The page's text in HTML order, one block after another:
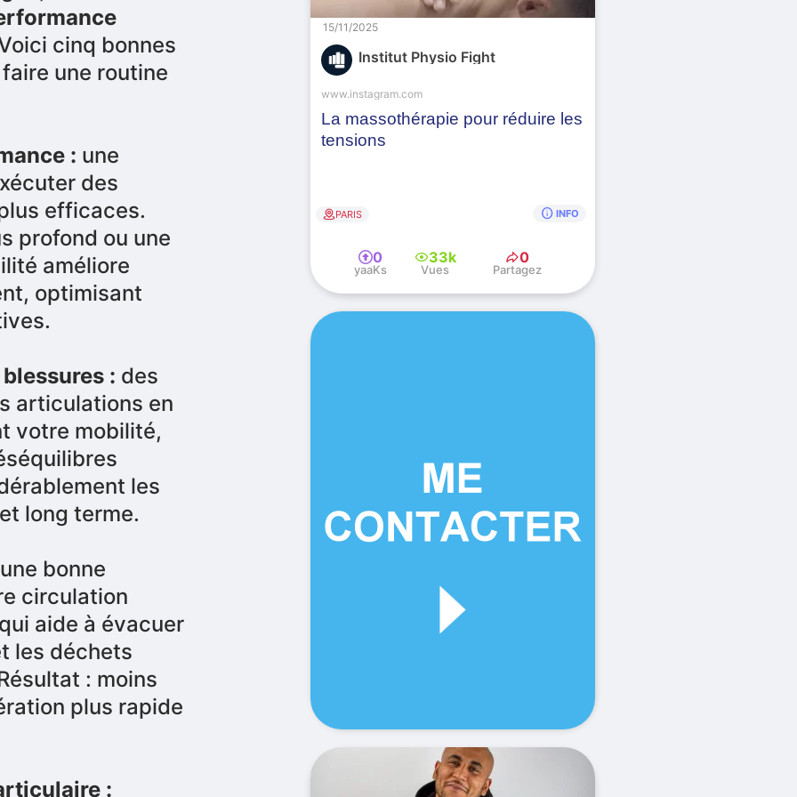
cinq bonnes
une routine
: une
des
efficaces.
profond ou une
améliore
optimisant
: des
articulations en
votre mobilité,
les
long terme.
une bonne
circulation
aide à évacuer
les déchets
: moins
plus rapide
:
Institut Physio Fight
La massothérapie pour réduire les
tensions
www.instagram.com
PARIS info INFO
15/11/2025
0
yaaKs
33k
Vues
0
Partagez